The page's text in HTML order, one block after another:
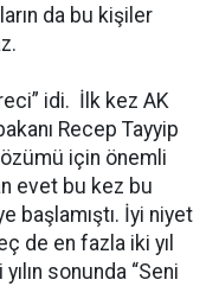
da bu kişiler
idi. İlk kez AK
Recep Tayyip
için önemli
evet bu kez bu
başlamıştı. İyi niyet
de en fazla iki yıl
sonunda “Seni